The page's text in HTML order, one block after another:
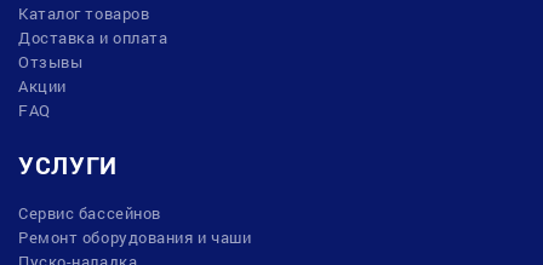
Каталог товаров
Доставка и оплата
Отзывы
Акции
FAQ
УСЛУГИ
Сервис бассейнов
Ремонт оборудования и чаши